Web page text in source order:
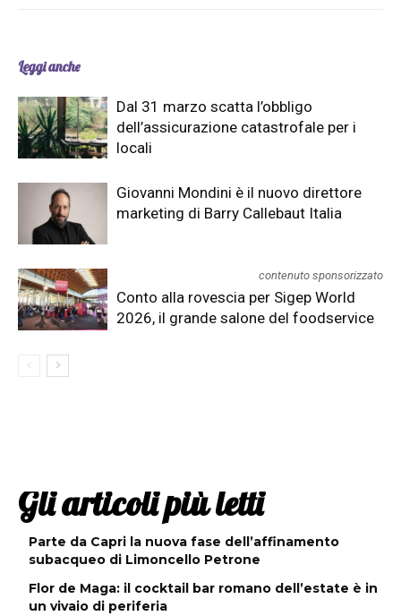
Leggi anche
Dal 31 marzo scatta l’obbligo
dell’assicurazione catastrofale per i
locali
Giovanni Mondini è il nuovo direttore
marketing di Barry Callebaut Italia
contenuto sponsorizzato
Conto alla rovescia per Sigep World
2026, il grande salone del foodservice
Gli articoli più letti
Parte da Capri la nuova fase dell’affinamento
subacqueo di Limoncello Petrone
Flor de Maga: il cocktail bar romano dell’estate è in
un vivaio di periferia